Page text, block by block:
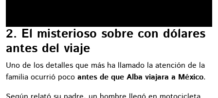
2. El misterioso sobre con dólares
antes del viaje
Uno de los detalles que más ha llamado la atención de la
familia ocurrió poco antes de que Alba viajara a México.